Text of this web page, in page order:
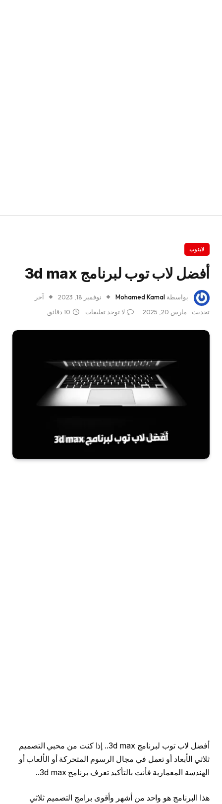
لابتوب
أفضل لاب توب لبرنامج 3d max
بواسطة Mohamed Kamal نوفمبر 18, 2023
آخر
تحديث: مارس 20, 2025 لا توجد تعليقات 10 دقائق
أفضل لاب توب لبرنامج 3d max.. إذا كنت من محبي التصميم
ثلاثي الأبعاد أو تعمل في مجال الرسوم المتحركة أو الألعاب أو
الهندسة المعمارية فأنت بالتأكيد تعرف برنامج 3d max..
هذا البرنامج هو واحد من أشهر وأقوى برامج التصميم ثلاثي